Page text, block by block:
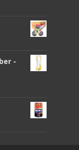
-